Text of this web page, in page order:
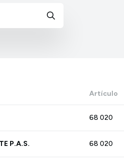
Artículo
68 020
P.A.S. 68 020